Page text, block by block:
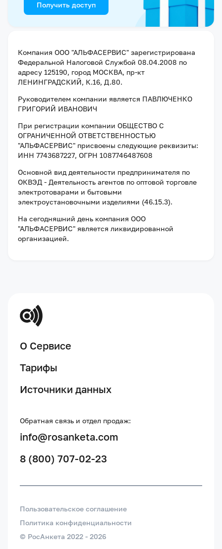
Получить доступ
Компания ООО "АЛЬФАСЕРВИС" зарегистрирована
Федеральной Налоговой Службой 08.04.2008 по
адресу 125190, город МОСКВА, пр-кт
ЛЕНИНГРАДСКИЙ, К.16, Д.80.
Руководителем компании является ПАВЛЮЧЕНКО
ГРИГОРИЙ ИВАНОВИЧ
При регистрации компании ОБЩЕСТВО С
ОГРАНИЧЕННОЙ ОТВЕТСТВЕННОСТЬЮ
"АЛЬФАСЕРВИС" присвоены следующие реквизиты:
ИНН 7743687227, ОГРН 1087746487608
Основной вид деятельности предпринимателя по
ОКВЭД - Деятельность агентов по оптовой торговле
электротоварами и бытовыми
электроустановочными изделиями (46.15.3).
На сегодняшний день компания ООО
"АЛЬФАСЕРВИС" является ликвидированной
организацией.
О Сервисе
Тарифы
Источники данных
Обратная связь и отдел продаж:
info@rosanketa.com
8 (800) 707-02-23
Пользовательское соглашение
Политика конфиденциальности
© РосАнкета 2022 - 2026